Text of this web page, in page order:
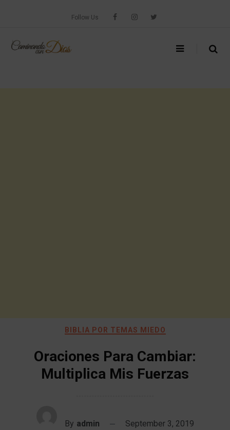
Follow Us
BIBLIA POR TEMAS MIEDO
Oraciones Para Cambiar:
Multiplica Mis Fuerzas
By admin September 3, 2019